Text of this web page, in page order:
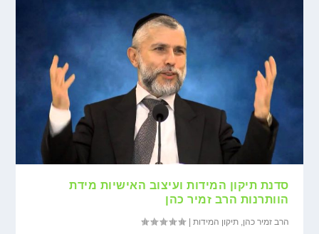
סדנת תיקון המידות ועיצוב האישיות מידת
הוותרנות הרב זמיר כהן
הרב זמיר כהן,תיקון המידות |